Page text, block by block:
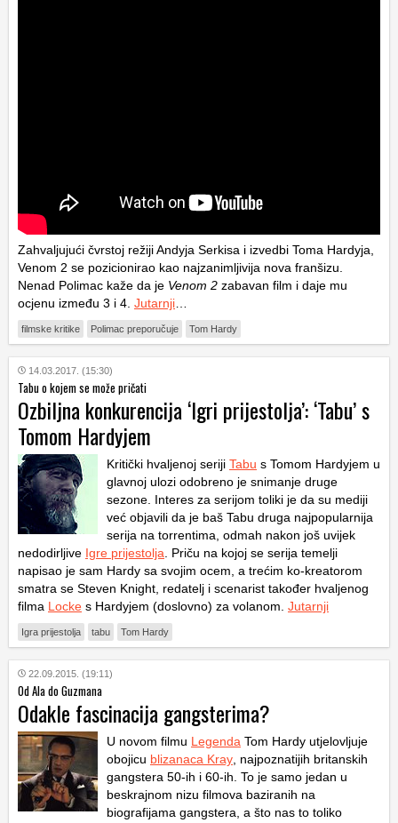
Zahvaljujući čvrstoj režiji Andyja Serkisa i izvedbi Toma Hardyja,
Venom 2 se pozicionirao kao najzanimljivija nova franšizu.
Nenad Polimac kaže da je Venom 2 zabavan film i daje mu
ocjenu između 3 i 4. Jutarnji
filmske kritike Polimac preporučuje Tom Hardy
14.03.2017. (15:30)
Tabu o kojem se može pričati
Ozbiljna konkurencija ‘Igri prijestolja’: ‘Tabu’ s
Tomom Hardyjem
Kritički hvaljenoj seriji Tabu s Tomom Hardyjem u
glavnoj ulozi odobreno je snimanje druge
sezone. Interes za serijom toliki je da su mediji
već objavili da je baš Tabu druga najpopularnija
serija na torrentima, odmah nakon još uvijek
nedodirljive Igre prijestolja . Priču na kojoj se serija temelji
napisao je sam Hardy sa svojim ocem, a trećim ko-kreatorom
smatra se Steven Knight, redatelj i scenarist također hvaljenog
filma Locke s Hardyjem (doslovno) za volanom. Jutarnji
Igra prijestolja tabu Tom Hardy
22.09.2015. (19:11)
Od Ala do Guzmana
Odakle fascinacija gangsterima?
U novom filmu Legenda Tom Hardy utjelovljuje
obojicu blizanaca Kray , najpoznatijih britanskih
gangstera 50-ih i 60-ih. To je samo jedan u
beskrajnom nizu filmova baziranih na
biografijama gangstera, a što nas to toliko